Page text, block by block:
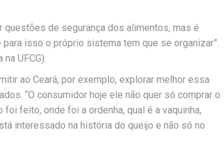
de segurança dos alimentos, mas é
isso o próprio sistema tem que se organizar”.
UFCG).
ao Ceará, por exemplo, explorar melhor essa
“O consumidor hoje ele não quer só comprar o
feito, onde foi a ordenha, qual é a vaquinha,
interessado na história do queijo e não só no